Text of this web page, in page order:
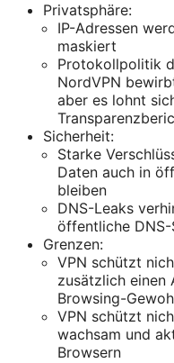
Privatsphäre:
IP-Adressen
maskiert
Protokollpolitik
NordVPN
aber es lohnt
Sicherheit:
Starke
Daten auch in
bleiben
DNS-Leaks
öffentliche
Grenzen:
VPN schützt
zusätzlich einen
Browsing-
VPN schützt
wachsam und
Browsern